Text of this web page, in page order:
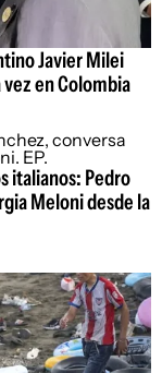
Javier Milei
en Colombia
italianos: Pedro
Meloni desde la